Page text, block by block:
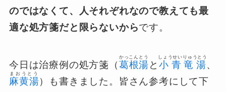
のではなくて、人それぞれなので教えても最
適な処方箋だと限らないからです。
今日は治療例の処方箋（葛根湯
かっこんとう
と 小青竜湯
しょうせいりゅうとう
、
麻黄湯
まおうとう
）も書きました。皆さん参考にして下